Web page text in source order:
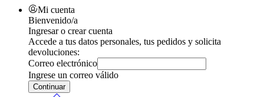
Mi cuenta
Bienvenido/a
Ingresar o crear cuenta
Accede a tus datos personales, tus pedidos y solicita
devoluciones:
Correo electrónico
Ingrese un correo válido
Continuar